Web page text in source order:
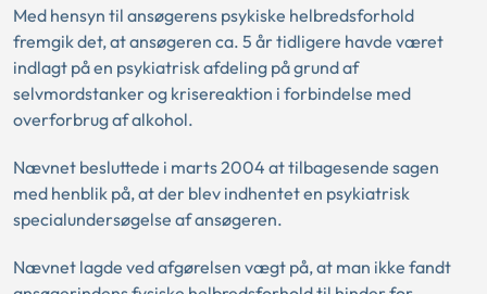
Med hensyn til ansøgerens psykiske helbredsforhold
fremgik det, at ansøgeren ca. 5 år tidligere havde været
indlagt på en psykiatrisk afdeling på grund af
selvmordstanker og krisereaktion i forbindelse med
overforbrug af alkohol.
Nævnet besluttede i marts 2004 at tilbagesende sagen
med henblik på, at der blev indhentet en psykiatrisk
specialundersøgelse af ansøgeren.
Nævnet lagde ved afgørelsen vægt på, at man ikke fandt